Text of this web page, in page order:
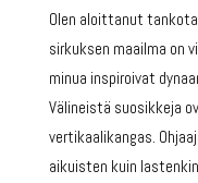
Olen aloittanut
sirkuksen maailma on
minua inspiroivat
Välineistä suosikkeja
vertikaalikangas.
aikuisten kuin